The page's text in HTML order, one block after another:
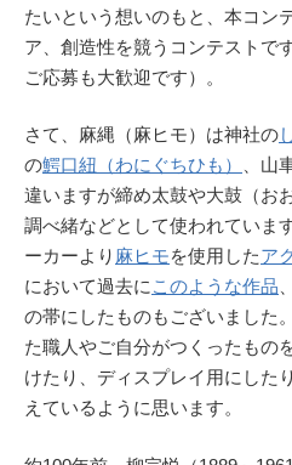
たいという想いのもと、本コン
ア、創造性を競うコンテストで
ご応募も大歓迎です）。
さて、麻縄（麻ヒモ）は神社の
の鰐口紐（わにぐちひも）
、山
違いますが締め太鼓や大鼓（お
調べ緒などとして使われていま
ーカーより 麻ヒモを使用したア
において過去に このような作品
の帯にしたものもございました
た職人やご自分がつくったもの
けたり、ディスプレイ用にした
えているように思います。